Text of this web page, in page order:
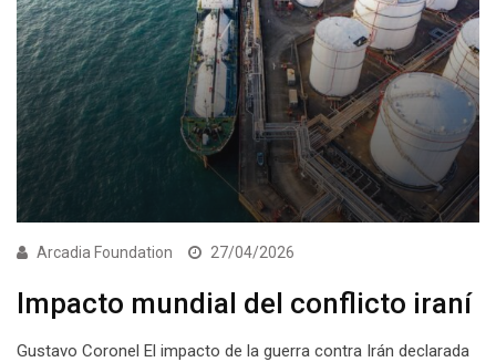
Arcadia Foundation 27/04/2026
Impacto mundial del conflicto iraní
Gustavo Coronel El impacto de la guerra contra Irán declarada